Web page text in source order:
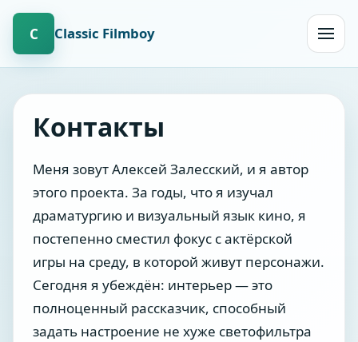
С
Сlassic Filmboy
Контакты
Меня зовут Алексей Залесский, и я автор
этого проекта. За годы, что я изучал
драматургию и визуальный язык кино, я
постепенно сместил фокус с актёрской
игры на среду, в которой живут персонажи.
Сегодня я убеждён: интерьер — это
полноценный рассказчик, способный
задать настроение не хуже светофильтра